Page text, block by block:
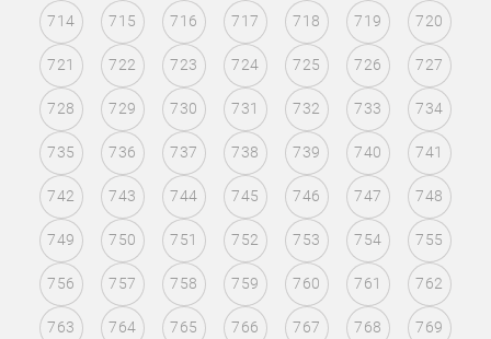
714 715 716 717 718 719 720
721 722 723 724 725 726 727
728 729 730 731 732 733 734
735 736 737 738 739 740 741
742 743 744 745 746 747 748
749 750 751 752 753 754 755
756 757 758 759 760 761 762
763 764 765 766 767 768 769